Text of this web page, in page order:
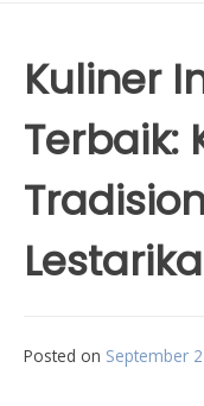
Kuliner
Terbaik:
Posted on September